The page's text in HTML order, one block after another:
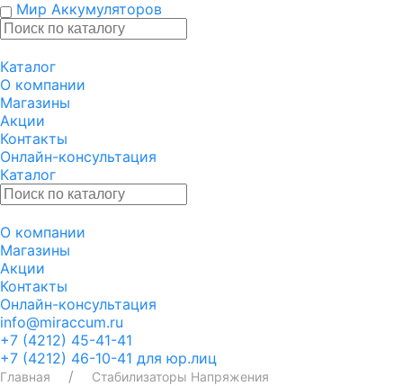
Мир Аккумуляторов
Каталог
О компании
Магазины
Акции
Контакты
Онлайн-консультация
Каталог
О компании
Магазины
Акции
Контакты
Онлайн-консультация
info@miraccum.ru
+7 (4212) 45-41-41
+7 (4212) 46-10-41 для юр.лиц
Главная
Стабилизаторы Напряжения